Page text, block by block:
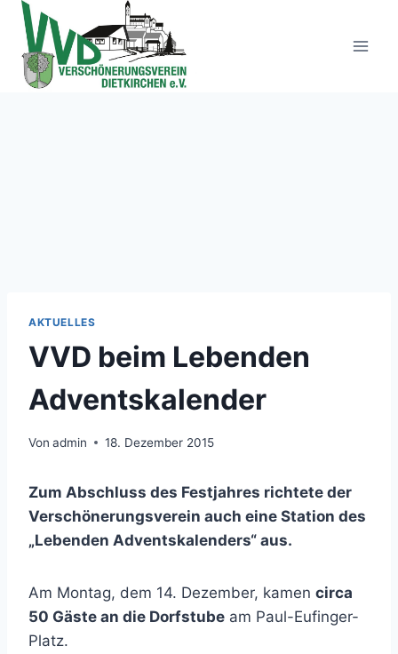
Zum
Inhalt
springen
AKTUELLES
VVD beim Lebenden
Adventskalender
Von admin 18. Dezember 2015
Zum Abschluss des Festjahres richtete der
Verschönerungsverein auch eine Station des
„Lebenden Adventskalenders“ aus.
Am Montag, dem 14. Dezember, kamen circa
50 Gäste an die Dorfstube am Paul-Eufinger-
Platz.